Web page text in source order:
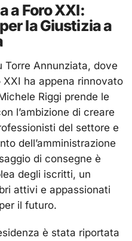
a Foro XXI:
la Giustizia a
Annunziata, dove
XXI ha appena rinnovato
Riggi prende le
l’ambizione di creare
del settore e
dell’amministrazione
di consegne è
degli iscritti, un
attivi e appassionati
il futuro.
è stata riportata